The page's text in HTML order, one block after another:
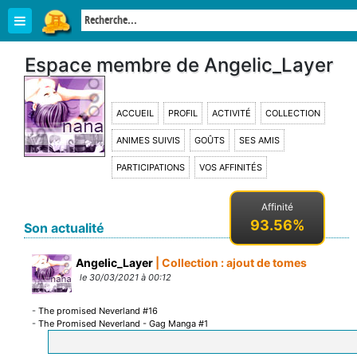
Espace membre de Angelic_Layer
ACCUEIL PROFIL ACTIVITÉ COLLECTION
ANIMES SUIVIS GOÛTS SES AMIS
PARTICIPATIONS VOS AFFINITÉS
Affinité
93.56%
Son actualité
Angelic_Layer | Collection : ajout de tomes
le 30/03/2021 à 00:12
- The promised Neverland #16
- The Promised Neverland - Gag Manga #1